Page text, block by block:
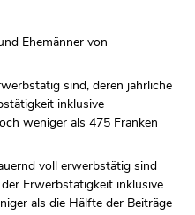
Ehemänner von
sind, deren jährliche
inklusive
weniger als 475 Franken
voll erwerbstätig sind
Erwerbstätigkeit inklusive
als die Hälfte der Beiträge